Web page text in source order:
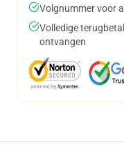
Volgnummer voor
Volledige
ontvangen